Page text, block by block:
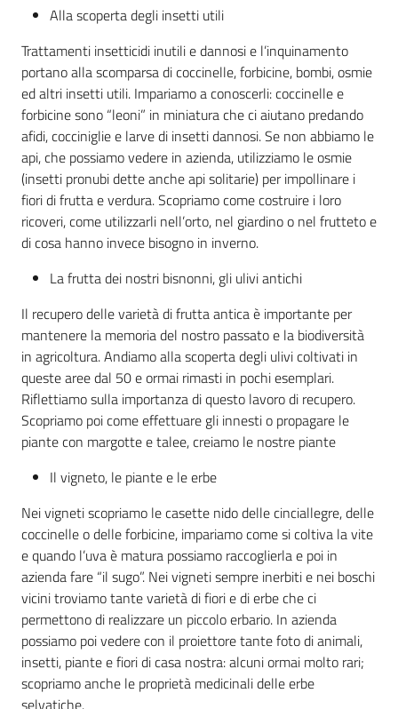
Alla scoperta degli insetti utili
Trattamenti insetticidi inutili e dannosi e l’inquinamento
portano alla scomparsa di coccinelle, forbicine, bombi, osmie
ed altri insetti utili. Impariamo a conoscerli: coccinelle e
forbicine sono “leoni” in miniatura che ci aiutano predando
afidi, cocciniglie e larve di insetti dannosi. Se non abbiamo le
api, che possiamo vedere in azienda, utilizziamo le osmie
(insetti pronubi dette anche api solitarie) per impollinare i
fiori di frutta e verdura. Scopriamo come costruire i loro
ricoveri, come utilizzarli nell’orto, nel giardino o nel frutteto e
di cosa hanno invece bisogno in inverno.
La frutta dei nostri bisnonni, gli ulivi antichi
Il recupero delle varietà di frutta antica è importante per
mantenere la memoria del nostro passato e la biodiversità
in agricoltura. Andiamo alla scoperta degli ulivi coltivati in
queste aree dal 50 e ormai rimasti in pochi esemplari.
Riflettiamo sulla importanza di questo lavoro di recupero.
Scopriamo poi come effettuare gli innesti o propagare le
piante con margotte e talee, creiamo le nostre piante
Il vigneto, le piante e le erbe
Nei vigneti scopriamo le casette nido delle cinciallegre, delle
coccinelle o delle forbicine, impariamo come si coltiva la vite
e quando l’uva è matura possiamo raccoglierla e poi in
azienda fare “il sugo”. Nei vigneti sempre inerbiti e nei boschi
vicini troviamo tante varietà di fiori e di erbe che ci
permettono di realizzare un piccolo erbario. In azienda
possiamo poi vedere con il proiettore tante foto di animali,
insetti, piante e fiori di casa nostra: alcuni ormai molto rari;
scopriamo anche le proprietà medicinali delle erbe
selvatiche.